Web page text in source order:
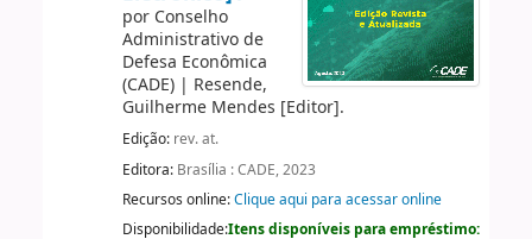
por Conselho
Administrativo de
Defesa Econômica
(CADE)| Resende,
Guilherme Mendes [Editor].
Edição: rev. at.
Editora: Brasília : CADE, 2023
Recursos online:Clique aqui para acessar online
Disponibilidade:Itens disponíveis para empréstimo: